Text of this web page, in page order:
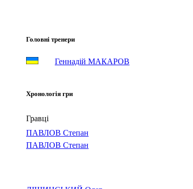
Головні тренери
Геннадій МАКАРОВ
Хронологія гри
Гравці
ПАВЛОВ Степан
ПАВЛОВ Степан